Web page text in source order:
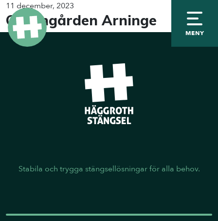
MENY
11 december, 2023
Granngården Arninge
Stabila och trygga stängsellösningar för alla behov.